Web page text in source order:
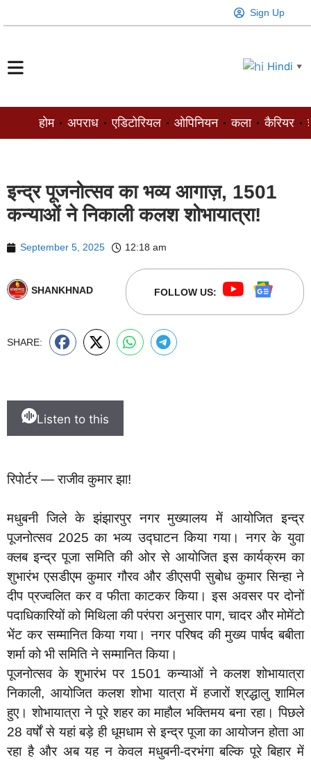
Sign Up
Hindi ▼
होम अपराध एडिटोरियल ओपिनियन कला कैरियर
इन्द्र पूजनोत्सव का भव्य आगाज़, 1501
कन्याओं ने निकाली कलश शोभायात्रा!
September 5, 2025 12:18 am
SHANKHNAD FOLLOW US:
SHARE:
Listen to this
रिपोर्टर — राजीव कुमार झा!
मधुबनी जिले के झंझारपुर नगर मुख्यालय में आयोजित इन्द्र
पूजनोत्सव 2025 का भव्य उद्घाटन किया गया। नगर के युवा
क्लब इन्द्र पूजा समिति की ओर से आयोजित इस कार्यक्रम का
शुभारंभ एसडीएम कुमार गौरव और डीएसपी सुबोध कुमार सिन्हा ने
दीप प्रज्वलित कर व फीता काटकर किया। इस अवसर पर दोनों
पदाधिकारियों को मिथिला की परंपरा अनुसार पाग, चादर और मोमेंटो
भेंट कर सम्मानित किया गया। नगर परिषद की मुख्य पार्षद बबीता
शर्मा को भी समिति ने सम्मानित किया।
पूजनोत्सव के शुभारंभ पर 1501 कन्याओं ने कलश शोभायात्रा
निकाली, आयोजित कलश शोभा यात्रा में हजारों श्रद्धालु शामिल
हुए। शोभायात्रा ने पूरे शहर का माहौल भक्तिमय बना रहा। पिछले
28 वर्षों से यहां बड़े ही धूमधाम से इन्द्र पूजा का आयोजन होता आ
रहा है और अब यह न केवल मधुबनी-दरभंगा बल्कि पूरे बिहार में